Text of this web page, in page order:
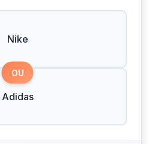
Nike
OU
Adidas